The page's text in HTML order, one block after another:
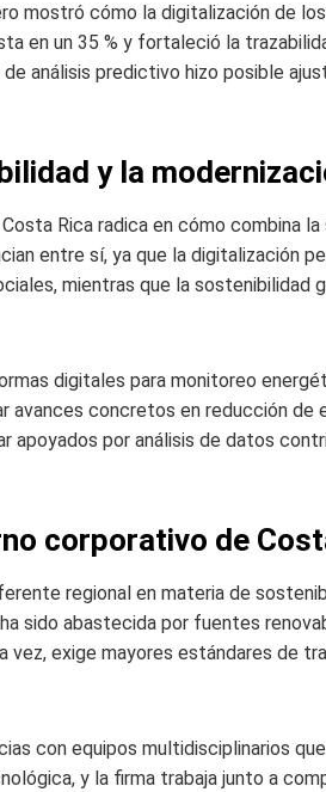
mostró cómo la digitalización de
en un 35 % y fortaleció la
análisis predictivo hizo posible
y la
Rica radica en cómo combina
entre sí, ya que la digitalización
mientras que la sostenibilidad
digitales para monitoreo
concretos en reducción de
apoyados por análisis de datos
corporativo de
regional en materia de
sido abastecida por fuentes
exige mayores estándares de
con equipos multidisciplinarios
y la firma trabaja junto a